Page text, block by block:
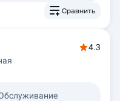
Сравнить
4.3